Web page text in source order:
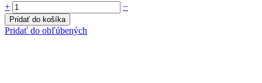
Ardell
Natural
prírodné
riasy
+ −
Pridať do košíka
Pridať do obľúbených